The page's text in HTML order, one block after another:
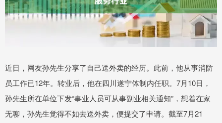
近日，网友孙先生分享了自己送外卖的经历。此前，他从事消防
员工作已12年。转业后，他在四川遂宁体制内任职。7月10日，
孙先生所在单位下发“事业人员可从事副业相关通知”，想着在家
无聊，孙先生觉得不如去送外卖，便提交了申请。截至7月21